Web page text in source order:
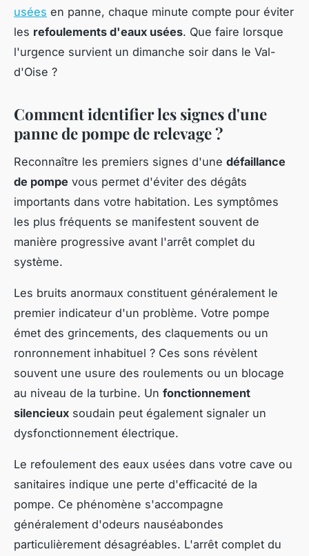
usées en panne, chaque minute compte pour éviter
les refoulements d'eaux usées. Que faire lorsque
l'urgence survient un dimanche soir dans le Val-
d'Oise ?
Comment identifier les signes d'une
panne de pompe de relevage ?
Reconnaître les premiers signes d'une défaillance
de pompe vous permet d'éviter des dégâts
importants dans votre habitation. Les symptômes
les plus fréquents se manifestent souvent de
manière progressive avant l'arrêt complet du
système.
Les bruits anormaux constituent généralement le
premier indicateur d'un problème. Votre pompe
émet des grincements, des claquements ou un
ronronnement inhabituel ? Ces sons révèlent
souvent une usure des roulements ou un blocage
au niveau de la turbine. Un fonctionnement
silencieux soudain peut également signaler un
dysfonctionnement électrique.
Le refoulement des eaux usées dans votre cave ou
sanitaires indique une perte d'efficacité de la
pompe. Ce phénomène s'accompagne
généralement d'odeurs nauséabondes
particulièrement désagréables. L'arrêt complet du